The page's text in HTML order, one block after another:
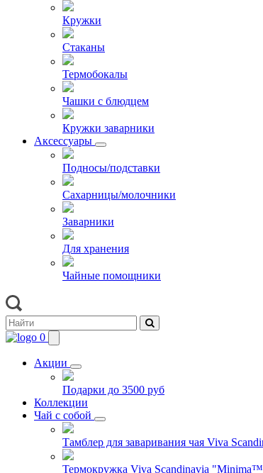
Кружки
Стаканы
Термобокалы
Чашки с блюдцем
Кружки заварники
Аксессуары
Подносы/подставки
Сахарницы/молочники
Заварники
Для хранения
Чайные помощники
0
Акции
Подарки до 3500 руб
Коллекции
Чай с собой
Тамблер для заваривания чая Viva
Термокружка Viva Scandinavia "Minima™